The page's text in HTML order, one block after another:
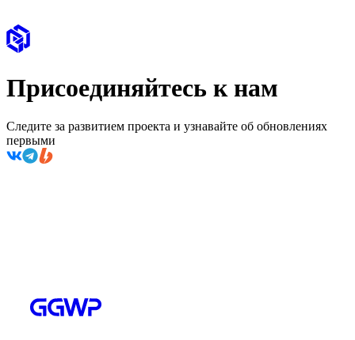
Присоединяйтесь к нам
Следите за развитием проекта и узнавайте об обновлениях
первыми